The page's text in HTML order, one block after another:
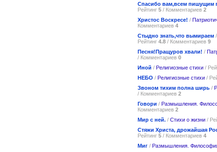
Спасибо вам,всем пишущим
Рейтинг 5 / Комментариев 2
Христос Воскресе! /
Комментариев 4
Стыдно знать,что вымираем
Рейтинг 4.8 / Комментариев 9
Песня!Пращуров хвали! /
/ Комментариев 0
Иной / Религиозные стихи /
НЕБО / Религиозные стихи /
Звоном тихим полна ширь /
/ Комментариев 2
Говори / Размышления.
Комментариев 2
Мир с ней. / Стихи о жизни /
Стяжи Христа, дрожайшая
Рейтинг 5 / Комментариев 4
Миг / Размышления.